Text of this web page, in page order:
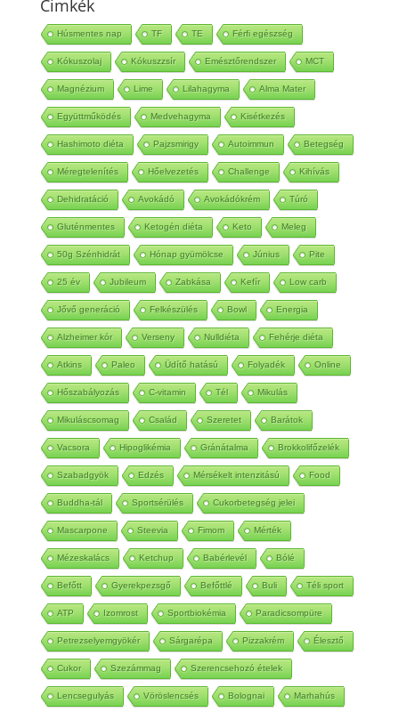
Cimkék
Húsmentes nap TF TE Férfi egészség
Kókuszolaj Kókuszzsír Emésztőrendszer MCT
Magnézium Lime Lilahagyma Alma Mater
Együttműködés Medvehagyma Kisétkezés
Hashimoto diéta Pajzsmirigy Autoimmun Betegség
Méregtelenítés Hőelvezetés Challenge Kihívás
Dehidratáció Avokádó Avokádókrém Túró
Gluténmentes Ketogén diéta Keto Meleg
50g Szénhidrát Hónap gyümölcse Június Pite
25 év Jubileum Zabkása Kefír Low carb
Jővő generáció Felkészülés Bowl Energia
Alzheimer kór Verseny Nulldiéta Fehérje diéta
Atkins Paleo Üdítő hatású Folyadék Online
Hőszabályozás C-vitamin Tél Mikulás
Mikuláscsomag Család Szeretet Barátok
Vacsora Hipoglikémia Gránátalma Brokkolifőzelék
Szabadgyök Edzés Mérsékelt intenzitású Food
Buddha-tál Sportsérülés Cukorbetegség jelei
Mascarpone Steevia Fimom Mérték
Mézeskalács Ketchup Babérlevél Bólé
Befőtt Gyerekpezsgő Befőttlé Buli Téli sport
ATP Izomrost Sportbiokémia Paradicsompüre
Petrezselyemgyökér Sárgarépa Pizzakrém Élesztő
Cukor Szezámmag Szerencsehozó ételek
Lencsegulyás Vöröslencsés Bolognai Marhahús